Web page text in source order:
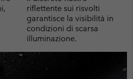
riflettente sui risvolti
garantisce la visibilità in
condizioni di scarsa
illuminazione.